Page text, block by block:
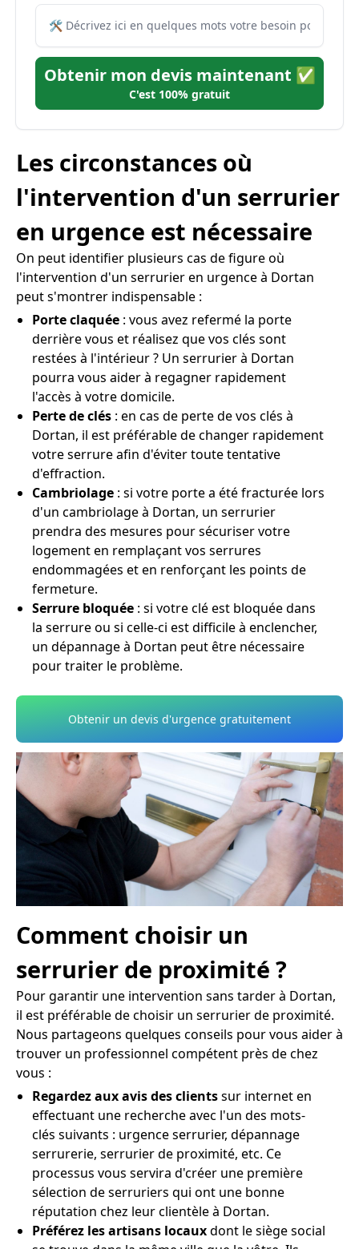
Obtenir mon devis maintenant ✅
C'est 100% gratuit
Les circonstances où
l'intervention d'un serrurier
en urgence est nécessaire
On peut identifier plusieurs cas de figure où
l'intervention d'un serrurier en urgence à Dortan
peut s'montrer indispensable :
Porte claquée : vous avez refermé la porte
derrière vous et réalisez que vos clés sont
restées à l'intérieur ? Un serrurier à Dortan
pourra vous aider à regagner rapidement
l'accès à votre domicile.
Perte de clés : en cas de perte de vos clés à
Dortan, il est préférable de changer rapidement
votre serrure afin d'éviter toute tentative
d'effraction.
Cambriolage : si votre porte a été fracturée lors
d'un cambriolage à Dortan, un serrurier
prendra des mesures pour sécuriser votre
logement en remplaçant vos serrures
endommagées et en renforçant les points de
fermeture.
Serrure bloquée : si votre clé est bloquée dans
la serrure ou si celle-ci est difficile à enclencher,
un dépannage à Dortan peut être nécessaire
pour traiter le problème.
Obtenir un devis d'urgence gratuitement
Comment choisir un
serrurier de proximité ?
Pour garantir une intervention sans tarder à Dortan,
il est préférable de choisir un serrurier de proximité.
Nous partageons quelques conseils pour vous aider à
trouver un professionnel compétent près de chez
vous :
Regardez aux avis des clientssur internet en
effectuant une recherche avec l'un des mots-
clés suivants : urgence serrurier, dépannage
serrurerie, serrurier de proximité, etc. Ce
processus vous servira d'créer une première
sélection de serruriers qui ont une bonne
réputation chez leur clientèle à Dortan.
Préférez les artisans locauxdont le siège social